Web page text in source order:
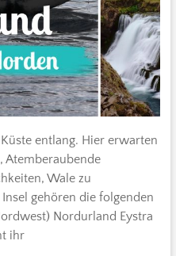
entlang. Hier erwarten
Atemberaubende
Wale zu
gehören die folgenden
Nordurland Eystra
ihr